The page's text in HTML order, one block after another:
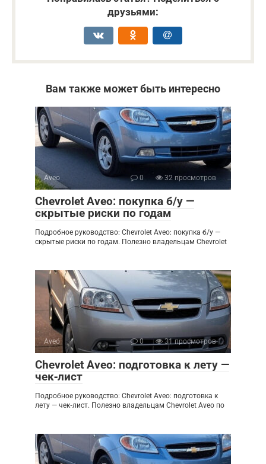
друзьями:
Вам также может быть интересно
Aveo 0 32 просмотров
Chevrolet Aveo: покупка б/у —
скрытые риски по годам
Подробное руководство: Chevrolet Aveo: покупка б/у —
скрытые риски по годам. Полезно владельцам Chevrolet
Aveo 0 31 просмотров
Chevrolet Aveo: подготовка к лету —
чек‑лист
Подробное руководство: Chevrolet Aveo: подготовка к
лету — чек‑лист. Полезно владельцам Chevrolet Aveo по